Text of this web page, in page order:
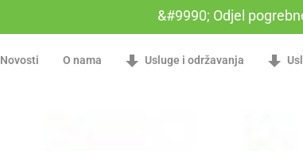
&#9990; Odjel
Novosti O nama Usluge i održavanja